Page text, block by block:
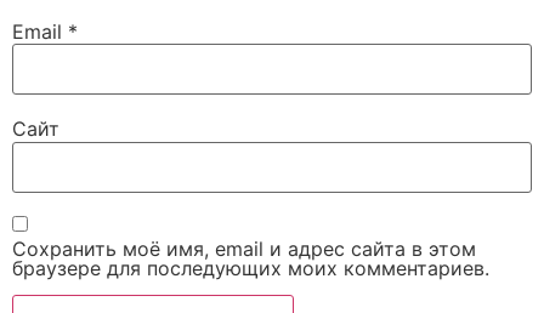
Email *
Сайт
Сохранить моё имя, email и адрес сайта в этом
браузере для последующих моих комментариев.